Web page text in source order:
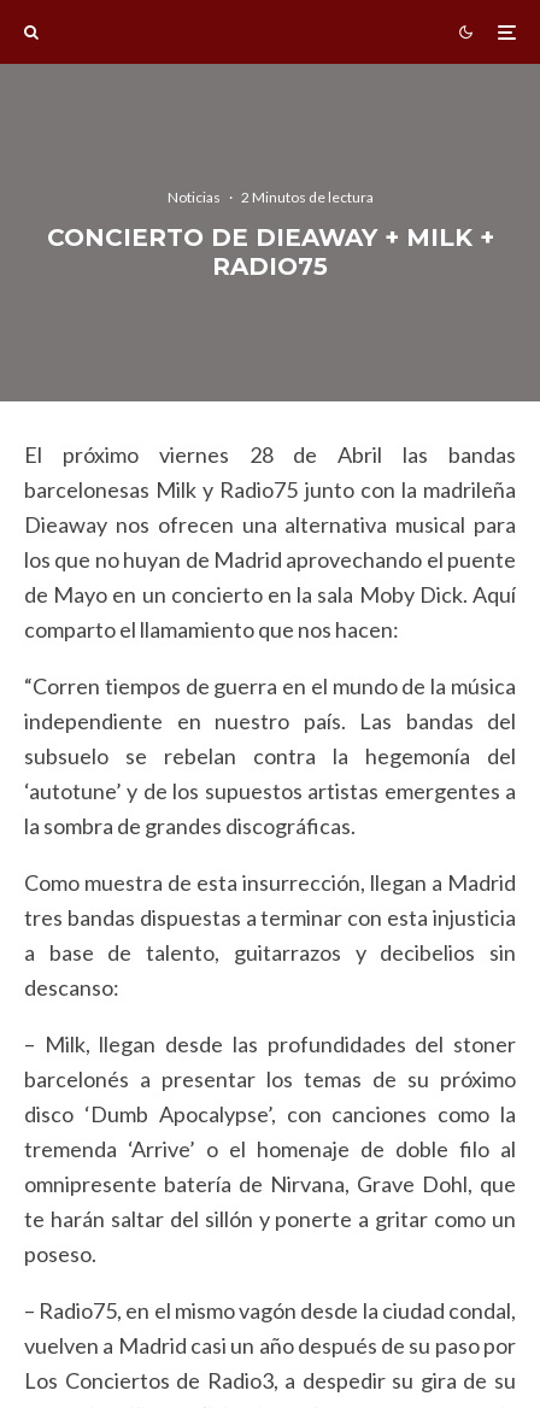
Noticias · 2 Minutos de lectura
CONCIERTO DE DIEAWAY + MILK +
RADIO75
El próximo viernes 28 de Abril las bandas
barcelonesas Milk y Radio75 junto con la madrileña
Dieaway nos ofrecen una alternativa musical para
los que no huyan de Madrid aprovechando el puente
de Mayo en un concierto en la sala Moby Dick. Aquí
comparto el llamamiento que nos hacen:
“Corren tiempos de guerra en el mundo de la música
independiente en nuestro país. Las bandas del
subsuelo se rebelan contra la hegemonía del
‘autotune’ y de los supuestos artistas emergentes a
la sombra de grandes discográficas.
Como muestra de esta insurrección, llegan a Madrid
tres bandas dispuestas a terminar con esta injusticia
a base de talento, guitarrazos y decibelios sin
descanso:
– Milk, llegan desde las profundidades del stoner
barcelonés a presentar los temas de su próximo
disco ‘Dumb Apocalypse’, con canciones como la
tremenda ‘Arrive’ o el homenaje de doble filo al
omnipresente batería de Nirvana, Grave Dohl, que
te harán saltar del sillón y ponerte a gritar como un
poseso.
– Radio75, en el mismo vagón desde la ciudad condal,
vuelven a Madrid casi un año después de su paso por
Los Conciertos de Radio3, a despedir su gira de su